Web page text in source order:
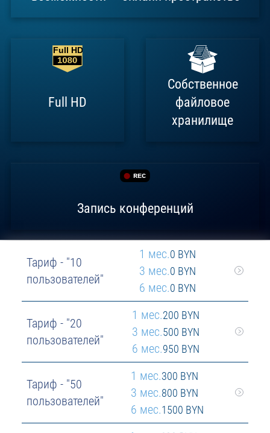
Full HD
Full HD
Собственное
файловое
хранилище
REC
Запись конференций
Тариф - "10
пользователей"
1 мес.0 BYN
3 мес.0 BYN
6 мес.0 BYN
Тариф - "20
пользователей"
1 мес.200 BYN
3 мес.500 BYN
6 мес.950 BYN
Тариф - "50
пользователей"
1 мес.300 BYN
3 мес.800 BYN
6 мес.1500 BYN